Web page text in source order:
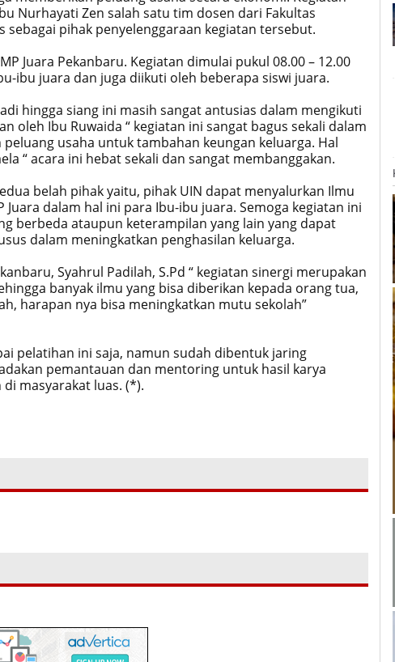
Nurhayati Zen salah satu tim dosen dari Fakultas
sebagai pihak penyelenggaraan kegiatan tersebut.
Juara Pekanbaru. Kegiatan dimulai pukul 08.00 – 12.00
ibu juara dan juga diikuti oleh beberapa siswi juara.
hingga siang ini masih sangat antusias dalam mengikuti
oleh Ibu Ruwaida “ kegiatan ini sangat bagus sekali dalam
usaha untuk tambahan keungan keluarga. Hal
“ acara ini hebat sekali dan sangat membanggakan.
belah pihak yaitu, pihak UIN dapat menyalurkan Ilmu
Juara dalam hal ini para Ibu-ibu juara. Semoga kegiatan ini
berbeda ataupun keterampilan yang lain yang dapat
dalam meningkatkan penghasilan keluarga.
Syahrul Padilah, S.Pd “ kegiatan sinergi merupakan
banyak ilmu yang bisa diberikan kepada orang tua,
harapan nya bisa meningkatkan mutu sekolah”
pelatihan ini saja, namun sudah dibentuk jaring
pemantauan dan mentoring untuk hasil karya
masyarakat luas. (*).